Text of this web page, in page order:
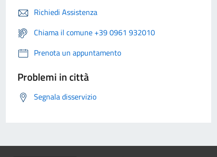
Richiedi Assistenza
Chiama il comune +39 0961 932010
Prenota un appuntamento
Problemi in città
Segnala disservizio